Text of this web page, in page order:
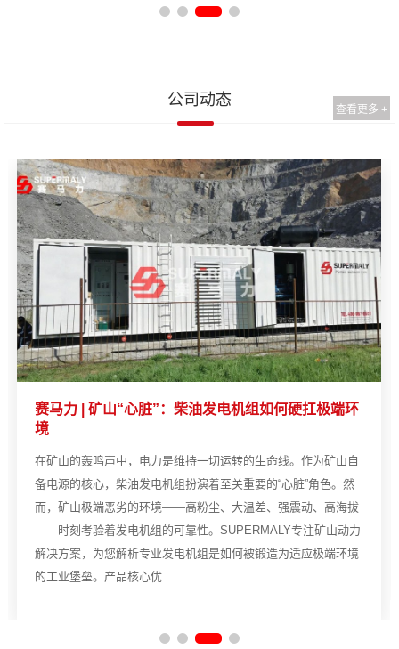
公司动态
查看更多 +
赛马力 | 矿山“心脏”：柴油发电机组如何硬扛极端环
境
在矿山的轰鸣声中，电力是维持一切运转的生命线。作为矿山自
备电源的核心，柴油发电机组扮演着至关重要的“心脏”角色。然
而，矿山极端恶劣的环境——高粉尘、大温差、强震动、高海拔
——时刻考验着发电机组的可靠性。SUPERMALY专注矿山动力
解决方案，为您解析专业发电机组是如何被锻造为适应极端环境
的工业堡垒。产品核心优